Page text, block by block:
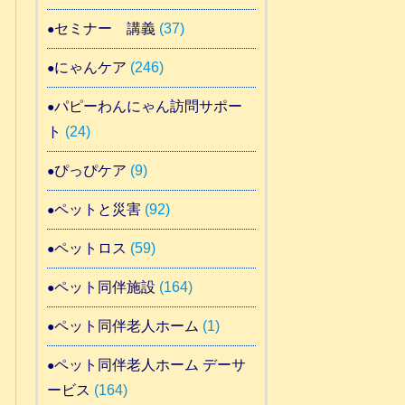
セミナー 講義(37)
にゃんケア (246)
パピーわんにゃん訪問サポー
ト (24)
ぴっぴケア (9)
ペットと災害(92)
ペットロス (59)
ペット同伴施設 (164)
ペット同伴老人ホーム (1)
ペット同伴老人ホーム デーサ
ービス (164)